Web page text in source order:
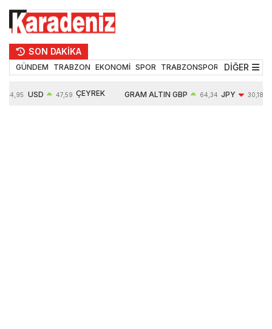
SON DAKİKA
GÜNDEM TRABZON EKONOMİ SPOR TRABZONSPOR TEKNOLOJİ
DİĞER
54,95 USD 47,59 ÇEYREK GRAM ALTIN GBP 64,34 JPY 30,18